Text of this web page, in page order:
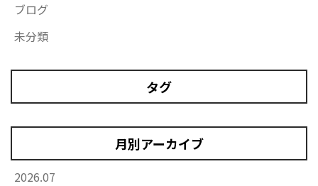
ブログ
未分類
タグ
月別アーカイブ
2026.07